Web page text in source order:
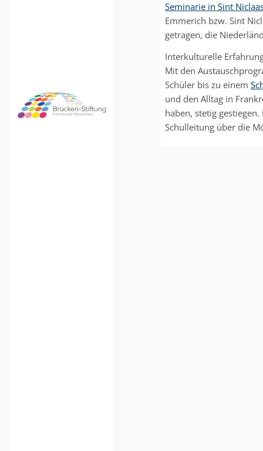
Brücken-
Stiftung
Seminarie in Sint
Emmerich bzw. Sint
getragen, die
Interkulturelle
Mit den
Schüler bis zu einem
und den Alltag in
haben, stetig
Schulleitung über die